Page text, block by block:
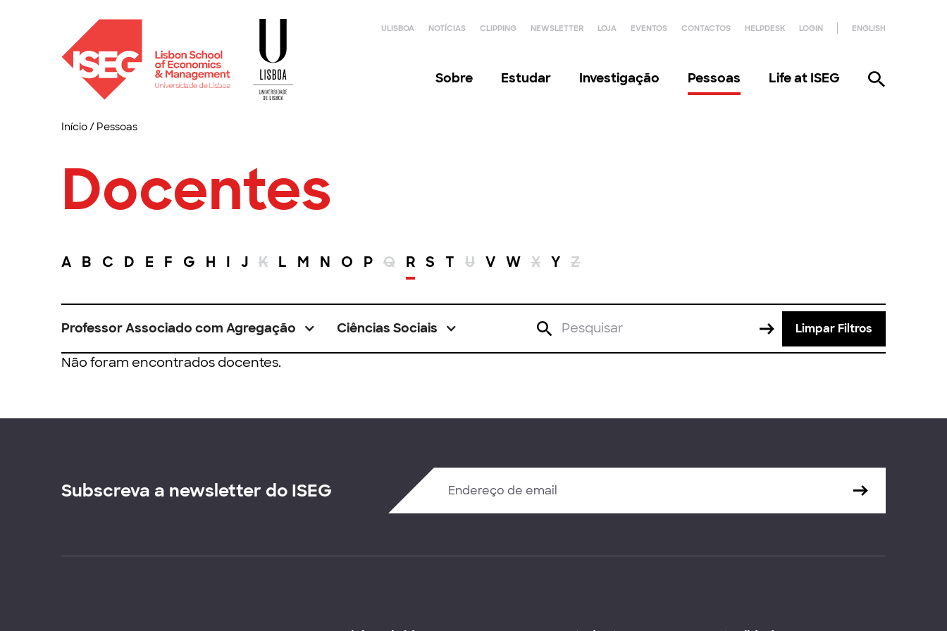
ULISBOA NOTÍCIAS CLIPPING NEWSLETTER LOJA EVENTOS CONTACTOS HELPDESK LOGIN ENGLISH
Sobre Estudar Investigação Pessoas Life at ISEG
Início/ Pessoas
Docentes
A B C D E F G H I J K L M N O P Q R S T U V W X Y Z
Professor Associado com Agregação Ciências Sociais Limpar Filtros
Não foram encontrados docentes.
Subscreva a newsletter do ISEG